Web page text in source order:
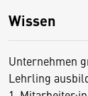
Wissen
Unternehmen
Lehrling